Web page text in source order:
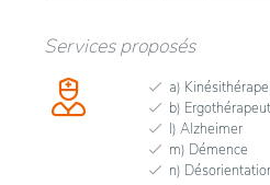
Services proposés
a)
b)
l) Alzheimer
m) Démence
n)